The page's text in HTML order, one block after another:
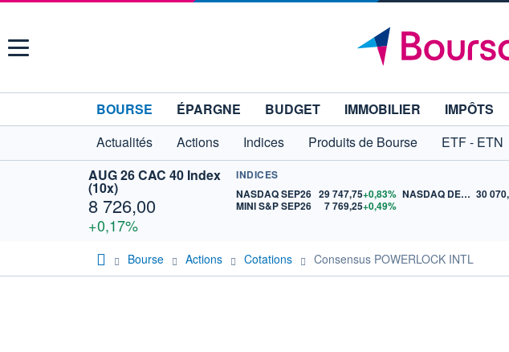
Menu
BOURSE ÉPARGNE BUDGET IMMOBILIER IMPÔTS
Actualités
Actions Indices Produits de Bourse ETF - ETN
AUG 26 CAC 40 Index
(10x)
8 726,00
+0,17%
INDICES
NASDAQ SEP26 29 747,75+0,83%
MINI S&P SEP26
7 769,25+0,49%
NASDAQ DEC26
Bourse Actions Cotations Consensus POWERLOCK INTL